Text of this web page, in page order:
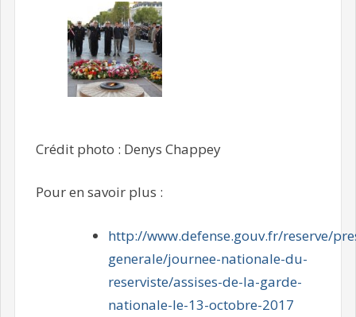
Crédit photo : Denys Chappey
Pour en savoir plus :
http://www.defense.gouv.fr/reserve/
generale/journee-nationale-du-
reserviste/assises-de-la-garde-
nationale-le-13-octobre-2017